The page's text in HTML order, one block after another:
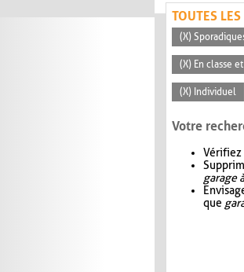
TOUTES
(X)
(X) En classe
(X) Individuel
Votre
Vérifiez
garage
que